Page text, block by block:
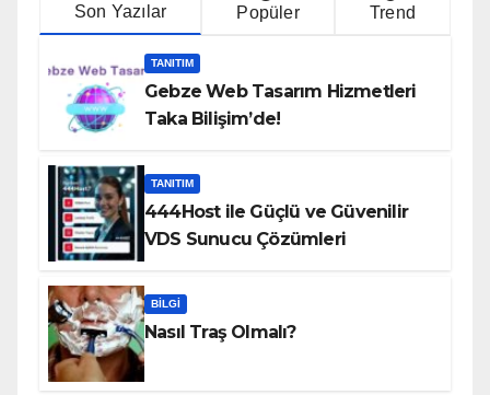
Son Yazılar Popüler Trend
TANITIM
Gebze Web Tasarım Hizmetleri
Taka Bilişim’de!
TANITIM
444Host ile Güçlü ve Güvenilir
VDS Sunucu Çözümleri
BILGI
Nasıl Traş Olmalı?